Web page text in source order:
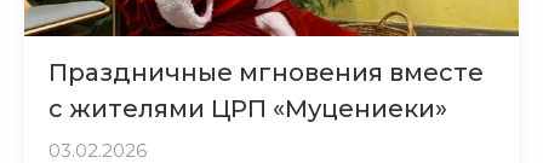
Праздничные мгновения вместе
с жителями ЦРП «Муцениеки»
03.02.2026